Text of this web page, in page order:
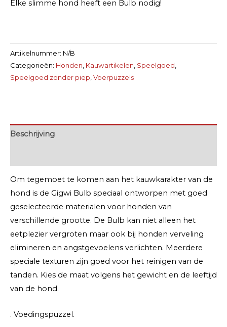
Elke slimme hond heeft een Bulb nodig!
Artikelnummer: N/B
Categorieën: Honden Kauwartikelen Speelgoed
Speelgoed zonder piep Voerpuzzels
Beschrijving
Om tegemoet te komen aan het kauwkarakter van de
hond is de Gigwi Bulb speciaal ontworpen met goed
geselecteerde materialen voor honden van
verschillende grootte. De Bulb kan niet alleen het
eetplezier vergroten maar ook bij honden verveling
elimineren en angstgevoelens verlichten. Meerdere
speciale texturen zijn goed voor het reinigen van de
tanden. Kies de maat volgens het gewicht en de leeftijd
van de hond.
. Voedingspuzzel.